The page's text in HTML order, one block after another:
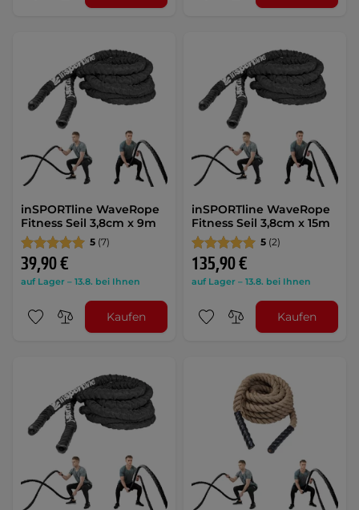
inSPORTline WaveRope
Fitness Seil 3,8cm x 9m
5 (7)
39,90 €
auf Lager – 13.8. bei Ihnen
Kaufen
inSPORTline WaveRope
Fitness Seil 3,8cm x 15m
5 (2)
135,90 €
auf Lager – 13.8. bei Ihnen
Kaufen